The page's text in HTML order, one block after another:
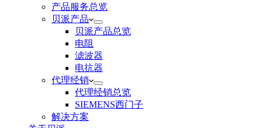
产品服务总览
贝派产品
贝派产品总览
电阻
滤波器
电抗器
代理经销
代理经销总览
SIEMENS西门子
解决方案